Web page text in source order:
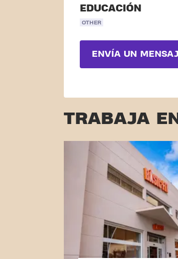
EDUCACIÓN
OTHER
ENVÍA UN
TRABAJA